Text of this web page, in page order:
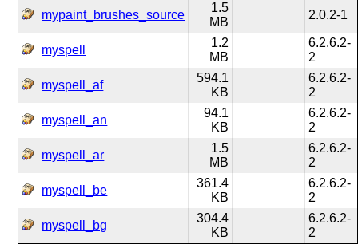
mypaint_brushes_source
1.5
MB
2.0.2-1
myspell
1.2
MB
6.2.6.2-
2
myspell_af
594.1
KB
6.2.6.2-
2
myspell_an
94.1
KB
6.2.6.2-
2
myspell_ar
1.5
MB
6.2.6.2-
2
myspell_be
361.4
KB
6.2.6.2-
2
myspell_bg
304.4
KB
6.2.6.2-
2